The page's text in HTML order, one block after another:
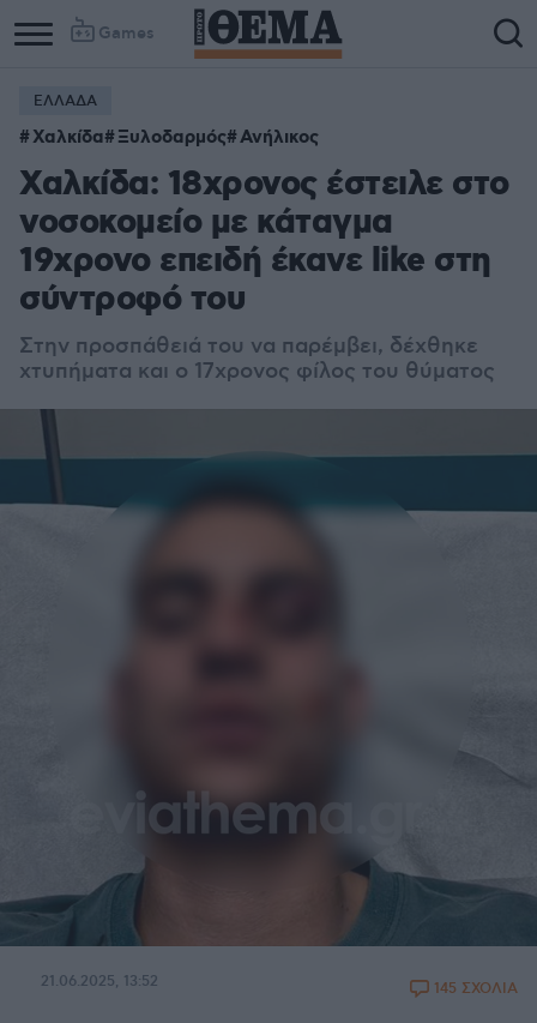
Games
Column
1
Column
2
ΕΛΛΑΔΑ
Χαλκίδα Ξυλοδαρμός Ανήλικος
Χαλκίδα: 18χρονος έστειλε στο
νοσοκομείο με κάταγμα
19χρονο επειδή έκανε like στη
σύντροφό του
Στην προσπάθειά του να παρέμβει, δέχθηκε
χτυπήματα και ο 17χρονος φίλος του θύματος
21.06.2025, 13:52 145 ΣΧΟΛΙΑ